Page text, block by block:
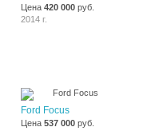
Цена 420 000 руб.
2014 г.
Ford Focus
Цена 537 000 руб.